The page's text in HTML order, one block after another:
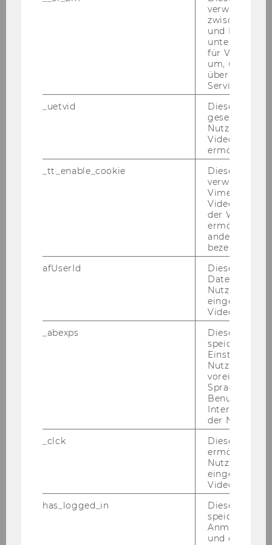
steht für ein Sys­tem
zurAk­kre­di­tie­rung von Busi­ness
ropean Founda­ti­on for Ma­nage­
ment De­ve­lo­p­ment (EFMD) in
AMBA
, ist die re­nom­mier­tes­te
bri­ti­sche Ak­kre­di­tie­rungs­in­sti­tu­ti­
on,die seit 1989 auch Pro­gram­me
nicht in Groß­bri­tan­ni­en an­säs­si­ger
Busi­ness Schools ak­kre­di­tiert.
Die Ak­kre­di­tie­rung der Non-​Profit-
Organisation
AACS­BIn­ter­na­tio­
wurde 1916 in den USA ge­
grün­det, Grün­dungs­mit­glied ist
unter an­de­rem die Har­vard Uni­
ver­si­ty.
Fünfjährige EQUIS-
Akkreditierung der WU
verwendet,
zwischen
und Bots zu
für Vimeo
um, um
über die
Service zu
_uetvid
Dieses
gesetzt, um
Nutzung des
Videoplayers
ermöglichen
_tt_enable_cookie
Dieses
verwendet,
Vimeo-
der WU-
ermöglichen
andere nicht
bezeichnete
afUserId
Dieses
Daten von
Videos
_abexps
Dieses Cookie
speichert
Nutzer*in, zB.
Sprache,
der Nutzer*in
_clck
Dieses Cookie
ermöglicht
Nutzung des
Video Players
has_logged_in
Dieses Cookie
speichert
und ob sich